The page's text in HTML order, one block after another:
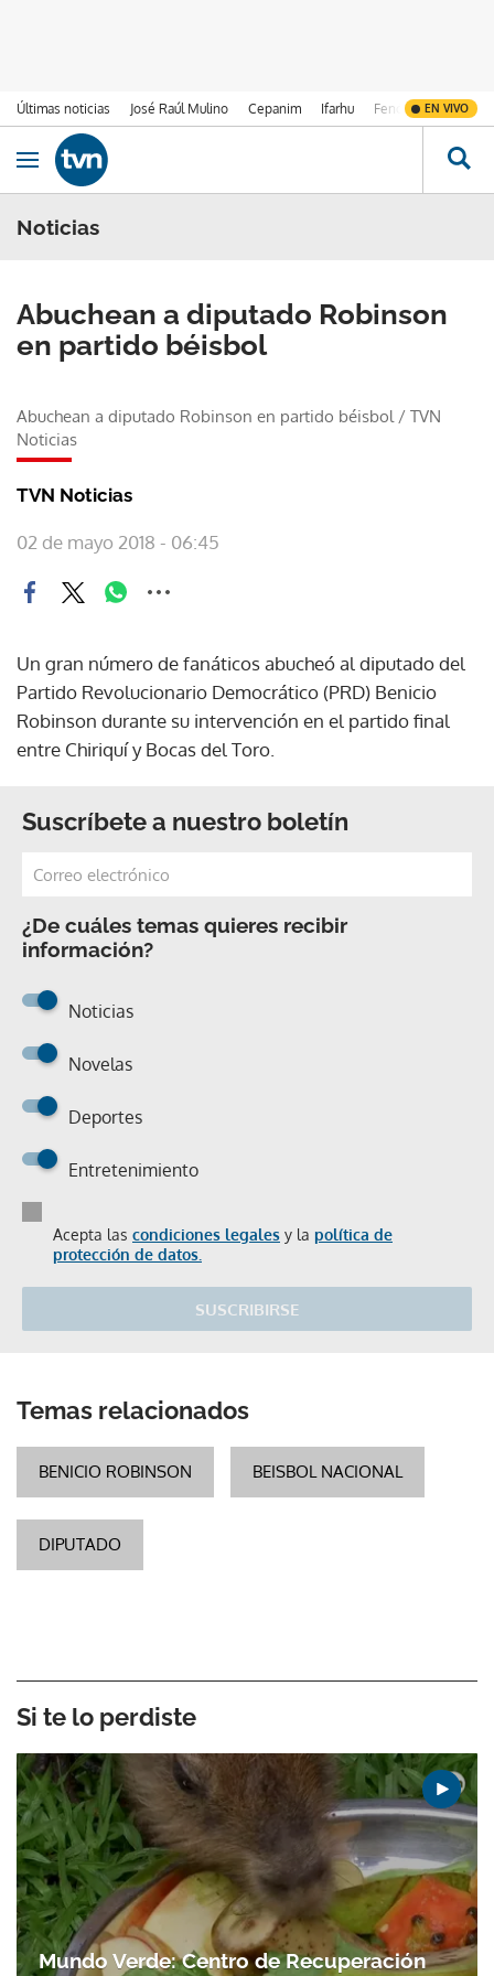
Últimas noticias José Raúl Mulino Cepanim Ifarhu Fenómeno de El
EN VIVO
Ir al contenido
Obrir navegació
Noticias
Abuchean a diputado Robinson
en partido béisbol
Abuchean a diputado Robinson en partido béisbol/ TVN
Noticias
TVN Noticias
02 de mayo 2018 - 06:45
Un gran número de fanáticos abucheó al diputado del
Partido Revolucionario Democrático (PRD) Benicio
Robinson durante su intervención en el partido final
entre Chiriquí y Bocas del Toro.
Suscríbete a nuestro boletín
¿De cuáles temas quieres recibir
información?
Noticias
Novelas
Deportes
Entretenimiento
Acepta las condiciones legales y la política de
protección de datos.
SUSCRIBIRSE
Temas relacionados
BENICIO ROBINSON BEISBOL NACIONAL
DIPUTADO
Si te lo perdiste
Mundo Verde: Centro de Recuperación